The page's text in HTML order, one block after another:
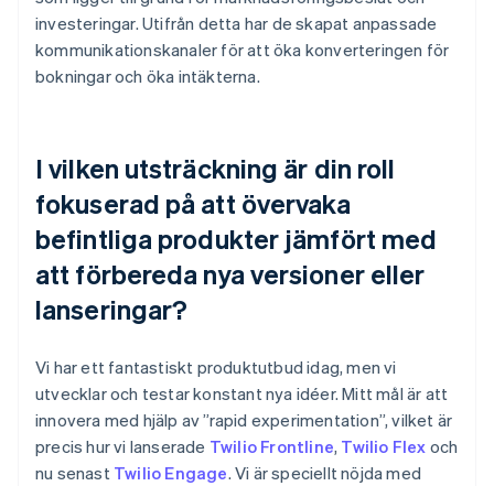
investeringar. Utifrån detta har de skapat anpassade
kommunikationskanaler för att öka konverteringen för
bokningar och öka intäkterna.
I vilken utsträckning är din roll
fokuserad på att övervaka
befintliga produkter jämfört med
att förbereda nya versioner eller
lanseringar?
Vi har ett fantastiskt produktutbud idag, men vi
utvecklar och testar konstant nya idéer. Mitt mål är att
innovera med hjälp av ”rapid experimentation”, vilket är
precis hur vi lanserade Twilio Frontline, Twilio Flex och
nu senast Twilio Engage. Vi är speciellt nöjda med